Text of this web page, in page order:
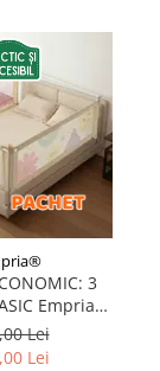
3
Empria
160X200 cm
Lei
Lei